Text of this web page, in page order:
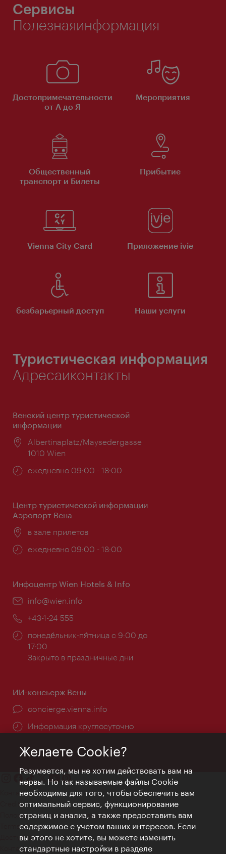
Сервисы
Полезнаяинформация
Достопримечательности
от А до Я
Мероприятия
Общественный
транспорт и Билеты
Прибытие
Vienna City Card Приложение ivie
безбарьерный доступ Наши услуги
Туристическая информация
Адресаиконтакты
Венский центр туристической
информации
Расположение:
Albertinaplatz/Maysedergasse
1010 Wien
Часы
ежедневно 09:00 - 18:00
Центр туристической информации
Аэропорт Вена
Расположение:
в зале прилетов
Часы
ежедневно 09:00 - 18:00
Инфоцентр Wien Hotels & Info
Эл.
info@wien.info
Телефон:
+43-1-24 555
Часы
работы:
понеде́льник-пя́тница с 9:00 до
17:00
Закрыто в праздничные дни
ИИ-консьерж Вены
concierge.vienna.info
Информация круглосуточно
Контакт
Credits
Положение о конфиденциальности
Terms of Use
Доступность
Контакты для прессы
Желаете Cookie?
Разумеется, мы не хотим действовать вам на
нервы. Но так называемые файлы Cookie
необходимы для того, чтобы обеспечить вам
оптимальный сервис, функционирование
страниц и анализ, а также предоставить вам
содержимое с учетом ваших интересов. Если
вы этого не хотите, вы можете изменить
стандартные настройки в разделе